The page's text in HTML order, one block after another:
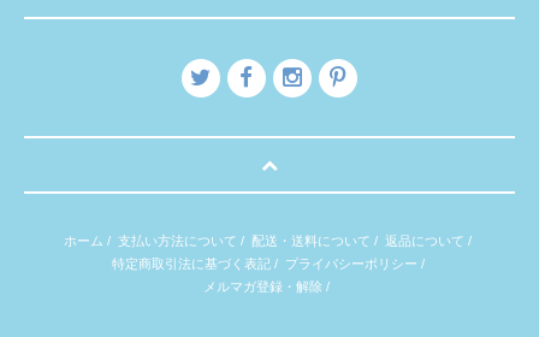
ホーム / 支払い方法について / 配送・送料について / 返品について /
特定商取引法に基づく表記/ プライバシーポリシー /
メルマガ登録・解除/